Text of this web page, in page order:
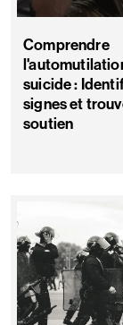
Comprendre
suicide :
signes et
soutien